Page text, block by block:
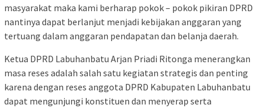
masyarakat maka kami berharap pokok – pokok pikiran DPRD
nantinya dapat berlanjut menjadi kebijakan anggaran yang
tertuang dalam anggaran pendapatan dan belanja daerah.
Ketua DPRD Labuhanbatu Arjan Priadi Ritonga menerangkan
masa reses adalah salah satu kegiatan strategis dan penting
karena dengan reses anggota DPRD Kabupaten Labuhanbatu
dapat mengunjungi konstituen dan menyerap serta